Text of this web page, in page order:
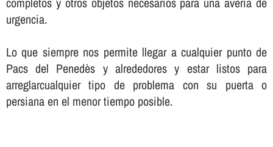
urgencia.
Lo que siempre nos permite llegar a cualquier punto de
Pacs del Penedès y alrededores y estar listos para
arreglarcualquier tipo de problema con su puerta o
persiana en el menor tiempo posible.